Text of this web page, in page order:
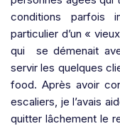
conditions parfois
particulier d’un «
qui se démenait
servir les quelques
food. Après avoir
escaliers, je l’avais
quitter lâchement le